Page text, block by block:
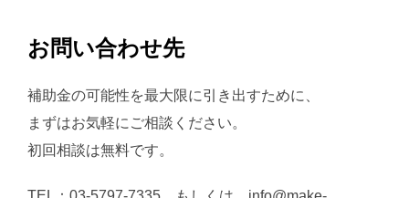
お問い合わせ先
補助金の可能性を最大限に引き出すために、
まずはお気軽にご相談ください。
初回相談は無料です。